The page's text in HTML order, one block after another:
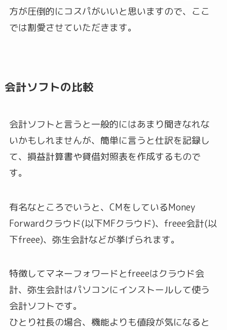
方が圧倒的にコスパがいいと思いますので、ここ
では割愛させていただきます。
会計ソフトの比較
会計ソフトと言うと一般的にはあまり聞きなれな
いかもしれませんが、簡単に言うと仕訳を記録し
て、損益計算書や貸借対照表を作成するもので
す。
有名なところでいうと、CMをしているMoney
Forwardクラウド(以下MFクラウド)、freee会計(以
下freee)、弥生会計などが挙げられます。
特徴してマネーフォワードとfreeeはクラウド会
計、弥生会計はパソコンにインストールして使う
会計ソフトです。
ひとり社長の場合、機能よりも値段が気になると